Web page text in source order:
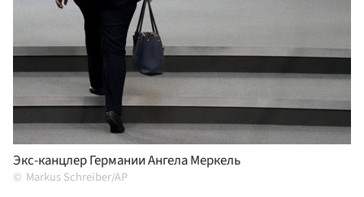
Экс-канцлер Германии Ангела Меркель
Markus Schreiber/AP